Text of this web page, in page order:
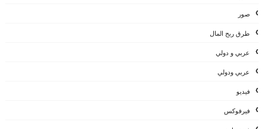
صور
طرق ربح المال
عربي و دولي
عربي ودولي
فيديو
فيرفوكس